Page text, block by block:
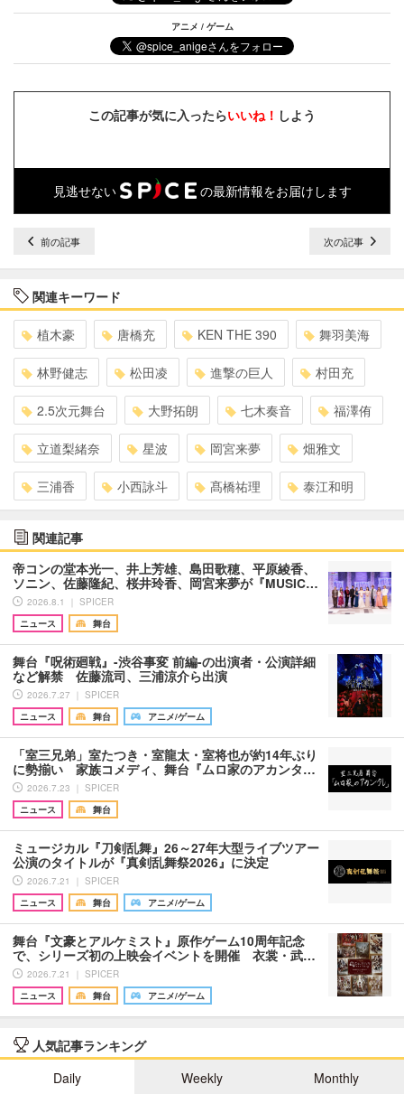
アニメ / ゲーム
この記事が気に入ったらいいね！ しよう
見逃せない の最新情報をお届けします
前の記事 次の記事
関連キーワード
植木豪 唐橋充 KEN THE 390 舞羽美海
林野健志 松田凌 進撃の巨人 村田充
2.5次元舞台 大野拓朗 七木奏音 福澤侑
立道梨緒奈 星波 岡宮来夢 畑雅文
三浦香 小西詠斗 髙橋祐理 泰江和明
関連記事
帝コンの堂本光一、井上芳雄、島田歌穂、平原綾香、
ソニン、佐藤隆紀、桜井玲香、岡宮来夢が『MUSIC…
2026.8.1 ｜ SPICER
ニュース
舞台
舞台『呪術廻戦』-渋谷事変 前編-の出演者・公演詳細
など解禁 佐藤流司、三浦涼介ら出演
2026.7.27 ｜ SPICER
ニュース
舞台 アニメ/ゲーム
「室三兄弟」室たつき・室龍太・室将也が約14年ぶり
に勢揃い 家族コメディ、舞台『ムロ家のアカンタ…
2026.7.23 ｜ SPICER
ニュース
舞台
ミュージカル『刀剣乱舞』26～27年大型ライブツアー
公演のタイトルが『真剣乱舞祭2026』に決定
2026.7.21 ｜ SPICER
ニュース
舞台 アニメ/ゲーム
舞台『文豪とアルケミスト』原作ゲーム10周年記念
で、シリーズ初の上映会イベントを開催 衣裳・武…
2026.7.21 ｜ SPICER
ニュース
舞台 アニメ/ゲーム
人気記事ランキング
Daily
Weekly Monthly